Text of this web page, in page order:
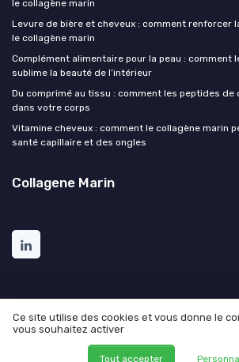
le collagène marin
Levure de bière et cheveux : comment renforcer
le collagène marin
Complément alimentaire pour la peau : comment
sublime la beauté de l’intérieur
Du comprimé au tissu : comment les peptides de
dans votre corps
Vitamine cheveux : comment le collagène marin
santé capillaire et des ongles
Collagene Marin
Mentions légales
© Collagene Marin 2026
Ce site utilise des cookies et vous donne le
vous souhaitez activer
Tout accepter